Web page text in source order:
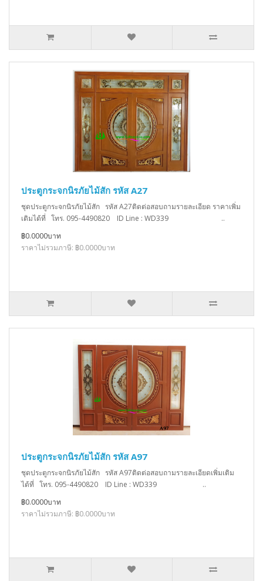
ประตูกระจกนิรภัยไม้สัก รหัส A27
ชุดประตูกระจกนิรภัยไม้สัก รหัส A27ติดต่อสอบถามรายละเอียด ราคาเพิ่ม
เติมได้ที่ โทร. 095-4490820 ID Line : WD339 ..
฿0.0000บาท
ราคาไม่รวมภาษี: ฿0.0000บาท
ประตูกระจกนิรภัยไม้สัก รหัส A97
ชุดประตูกระจกนิรภัยไม้สัก รหัส A97ติดต่อสอบถามรายละเอียดเพิ่มเติม
ได้ที่ โทร. 095-4490820 ID Line : WD339 ..
฿0.0000บาท
ราคาไม่รวมภาษี: ฿0.0000บาท